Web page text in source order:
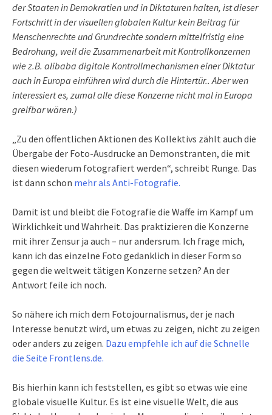
der Staaten in Demokratien und in Diktaturen halten, ist dieser
Fortschritt in der visuellen globalen Kultur kein Beitrag für
Menschenrechte und Grundrechte sondern mittelfristig eine
Bedrohung, weil die Zusammenarbeit mit Kontrollkonzernen
wie z.B. alibaba digitale Kontrollmechanismen einer Diktatur
auch in Europa einführen wird durch die Hintertür.. Aber wen
interessiert es, zumal alle diese Konzerne nicht mal in Europa
greifbar wären.)
„Zu den öffentlichen Aktionen des Kollektivs zählt auch die
Übergabe der Foto-Ausdrucke an Demonstranten, die mit
diesen wiederum fotografiert werden“, schreibt Runge. Das
ist dann schon mehr als Anti-Fotografie.
Damit ist und bleibt die Fotografie die Waffe im Kampf um
Wirklichkeit und Wahrheit. Das praktizieren die Konzerne
mit ihrer Zensur ja auch – nur andersrum. Ich frage mich,
kann ich das einzelne Foto gedanklich in dieser Form so
gegen die weltweit tätigen Konzerne setzen? An der
Antwort feile ich noch.
So nähere ich mich dem Fotojournalismus, der je nach
Interesse benutzt wird, um etwas zu zeigen, nicht zu zeigen
oder anders zu zeigen. Dazu empfehle ich auf die Schnelle
die Seite Frontlens.de.
Bis hierhin kann ich feststellen, es gibt so etwas wie eine
globale visuelle Kultur. Es ist eine visuelle Welt, die aus